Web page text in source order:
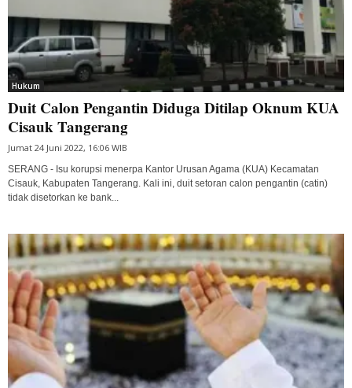
Hukum
Duit Calon Pengantin Diduga Ditilap Oknum KUA
Cisauk Tangerang
Jumat 24 Juni 2022, 16:06 WIB
SERANG - Isu korupsi menerpa Kantor Urusan Agama (KUA) Kecamatan
Cisauk, Kabupaten Tangerang. Kali ini, duit setoran calon pengantin (catin)
tidak disetorkan ke bank...